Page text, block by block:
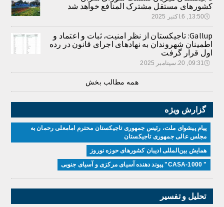
کشورهای مستقل مشترک المنافع خواهد شد
🕔13:50, 6.اکتبر 2025
Gallup: تاجیکستان از نظر امنیت، ثبات و اعتماد و
اطمینان شهروندان به نهادهای اجرای قانون در رده
اول قرار گرفت
🕔09:31, 20.سپتامبر 2025
همه مطالب بخش
گزارش ویژه
پیام پیشوای ملت، رئیس جمهوری تاجیکستان محترم امامعلی رحمان به
مجلس عالی جمهوری تاجیکستان
همایش بین‌المللی ادیبان کشور‌های حوزه نوروز
" CASA-1000" پیوند دهنده آسیای مرکزی و آسیای جنوبی
تحلیل و تفسیر